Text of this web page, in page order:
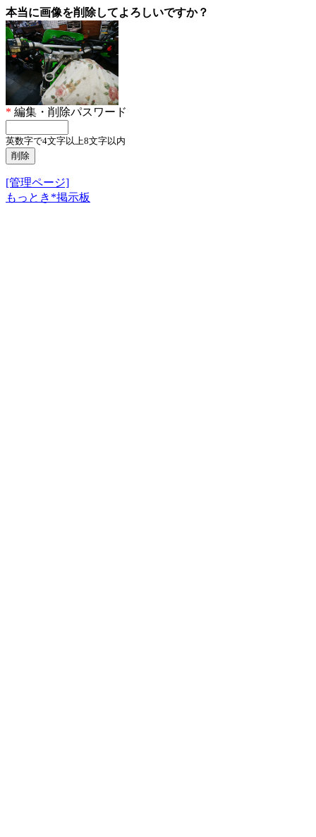
本当に画像を削除してよろしいですか？
* 編集・削除パスワード
英数字で4文字以上8文字以内
[管理ページ]
もっとき*掲示板